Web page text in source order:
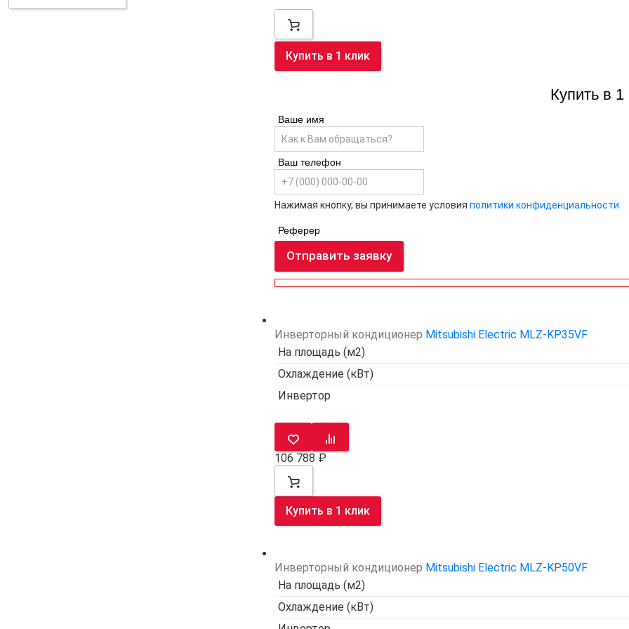
Купить в 1 клик
Купить в 1
Ваше имя
Ваш телефон
Нажимая кнопку, вы принимаете условия политики конфиденциальности
Реферер
Отправить заявку
Инверторный кондиционер Mitsubishi Electric MLZ-KP35VF
На площадь (м2)
Охлаждение (кВт)
Инвертор
106 788
Купить в 1 клик
Инверторный кондиционер Mitsubishi Electric MLZ-KP50VF
На площадь (м2)
Охлаждение (кВт)